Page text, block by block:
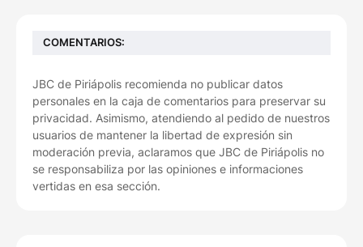
COMENTARIOS:
JBC de Piriápolis recomienda no publicar datos
personales en la caja de comentarios para preservar su
privacidad. Asimismo, atendiendo al pedido de nuestros
usuarios de mantener la libertad de expresión sin
moderación previa, aclaramos que JBC de Piriápolis no
se responsabiliza por las opiniones e informaciones
vertidas en esa sección.